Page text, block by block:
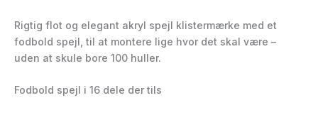
Rigtig flot og elegant akryl spejl klistermærke med et
fodbold spejl, til at montere lige hvor det skal være –
uden at skule bore 100 huller.
Fodbold spejl i 16 dele der tils